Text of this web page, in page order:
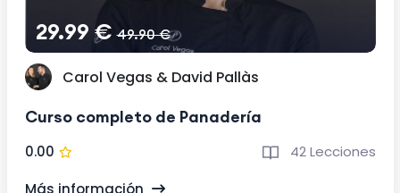
29.99 €49.90 €
Carol Vegas & David Pallàs
Curso completo de Panadería
0.00
42 Lecciones
Más información